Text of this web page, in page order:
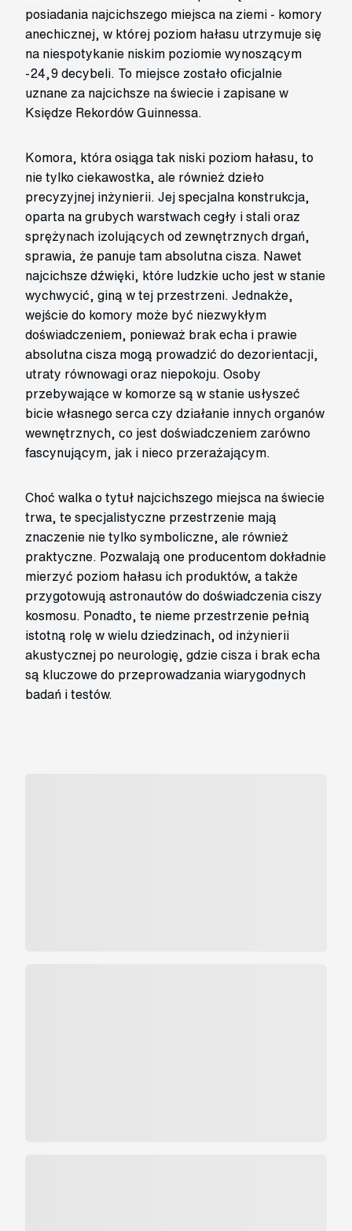
posiadania najcichszego miejsca na ziemi - komory
anechicznej, w której poziom hałasu utrzymuje się
na niespotykanie niskim poziomie wynoszącym
-24,9 decybeli. To miejsce zostało oficjalnie
uznane za najcichsze na świecie i zapisane w
Księdze Rekordów Guinnessa.
Komora, która osiąga tak niski poziom hałasu, to
nie tylko ciekawostka, ale również dzieło
precyzyjnej inżynierii. Jej specjalna konstrukcja,
oparta na grubych warstwach cegły i stali oraz
sprężynach izolujących od zewnętrznych drgań,
sprawia, że panuje tam absolutna cisza. Nawet
najcichsze dźwięki, które ludzkie ucho jest w stanie
wychwycić, giną w tej przestrzeni. Jednakże,
wejście do komory może być niezwykłym
doświadczeniem, ponieważ brak echa i prawie
absolutna cisza mogą prowadzić do dezorientacji,
utraty równowagi oraz niepokoju. Osoby
przebywające w komorze są w stanie usłyszeć
bicie własnego serca czy działanie innych organów
wewnętrznych, co jest doświadczeniem zarówno
fascynującym, jak i nieco przerażającym.
Choć walka o tytuł najcichszego miejsca na świecie
trwa, te specjalistyczne przestrzenie mają
znaczenie nie tylko symboliczne, ale również
praktyczne. Pozwalają one producentom dokładnie
mierzyć poziom hałasu ich produktów, a także
przygotowują astronautów do doświadczenia ciszy
kosmosu. Ponadto, te nieme przestrzenie pełnią
istotną rolę w wielu dziedzinach, od inżynierii
akustycznej po neurologię, gdzie cisza i brak echa
są kluczowe do przeprowadzania wiarygodnych
badań i testów.